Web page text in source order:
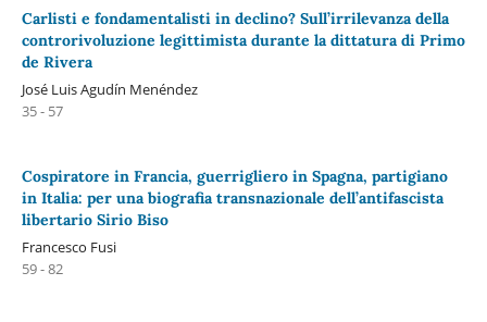
Carlisti e fondamentalisti in declino? Sull’irrilevanza della
controrivoluzione legittimista durante la dittatura di Primo
de Rivera
José Luis Agudín Menéndez
35 - 57
Cospiratore in Francia, guerrigliero in Spagna, partigiano
in Italia: per una biografia transnazionale dell’antifascista
libertario Sirio Biso
Francesco Fusi
59 - 82